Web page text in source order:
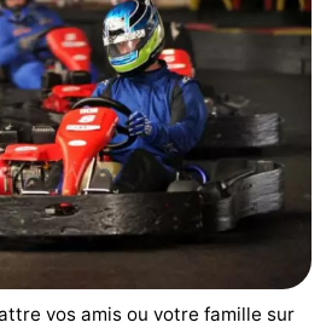
vos amis ou votre famille sur